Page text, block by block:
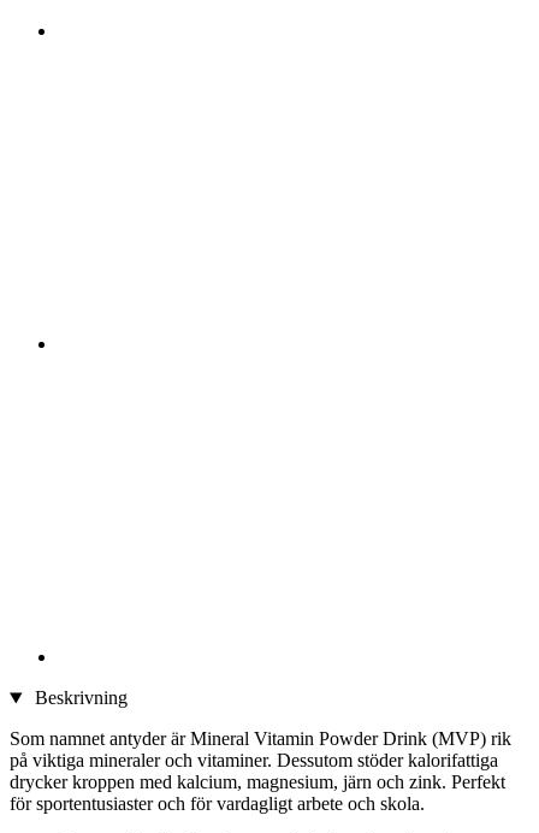
Beskrivning
Som namnet antyder är Mineral Vitamin Powder Drink (MVP) rik
på viktiga mineraler och vitaminer. Dessutom stöder kalorifattiga
drycker kroppen med kalcium, magnesium, järn och zink. Perfekt
för sportentusiaster och för vardagligt arbete och skola.